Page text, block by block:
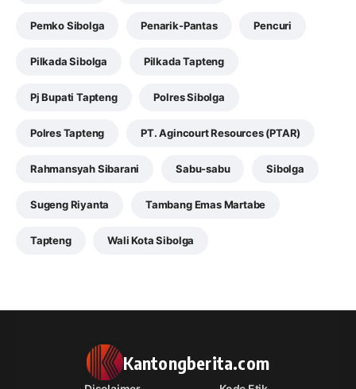
Pemko Sibolga Penarik-Pantas Pencuri
Pilkada Sibolga Pilkada Tapteng
Pj Bupati Tapteng Polres Sibolga
Polres Tapteng PT. Agincourt Resources (PTAR)
Rahmansyah Sibarani Sabu-sabu Sibolga
Sugeng Riyanta Tambang Emas Martabe
Tapteng Wali Kota Sibolga
Kantongberita.com